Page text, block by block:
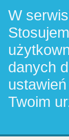
W
danych
Twoim